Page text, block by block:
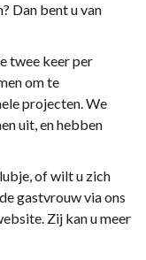
Dan bent u van
twee keer per
om te
projecten. We
uit, en hebben
of wilt u zich
gastvrouw via ons
Zij kan u meer